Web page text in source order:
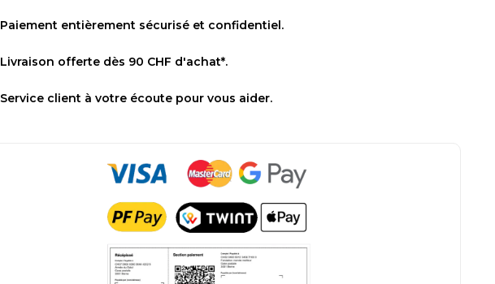
Paiement entièrement sécurisé et confidentiel.
Livraison offerte dès 90 CHF d'achat*.
Service client à votre écoute pour vous aider.